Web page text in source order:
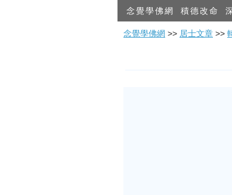
念覺學佛網 積德改命
念覺學佛網 >> 居士文章 >>